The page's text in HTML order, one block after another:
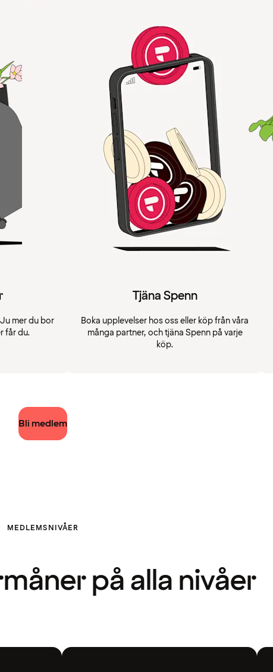
mer du bor
får du.
Tjäna Spenn
Boka upplevelser hos oss eller köp från våra
många partner, och tjäna Spenn på varje
köp.
Bli medlem
MEDLEMSNIVÅER
på alla nivåer